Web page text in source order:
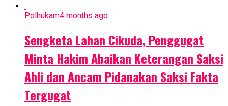
Polhukam4 months ago
Sengketa Lahan Cikuda, Penggugat
Minta Hakim Abaikan Keterangan Saksi
Ahli dan Ancam Pidanakan Saksi Fakta
Tergugat